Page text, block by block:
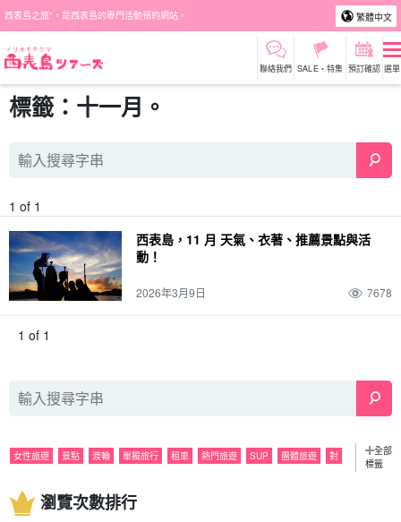
西表島之旅"，是西表島的專門活動預約網站。 繁體中文
聯絡我們 SALE・特集 預訂確認 選單
標籤：十一月。
1 of 1
西表島，11 月 天氣、衣著、推薦景點與活
動！
2026年3月9日 7678
1 of 1
女性旅遊 景點 渡輪 單獨旅行 租車 熱門旅遊 SUP 團體旅遊 對
特殊產品和紀念品 皮划艇
全部
標籤
瀏覽次數排行